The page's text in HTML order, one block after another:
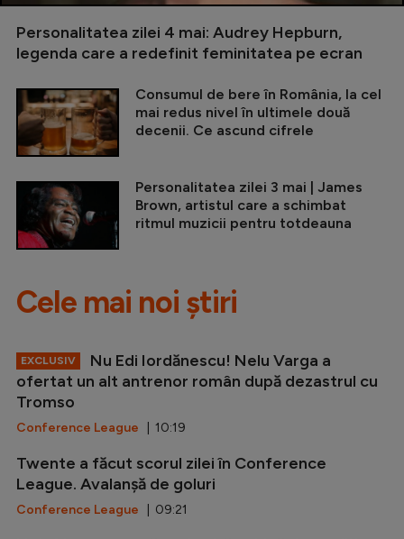
Personalitatea zilei 4 mai: Audrey Hepburn,
legenda care a redefinit feminitatea pe ecran
Consumul de bere în România, la cel
mai redus nivel în ultimele două
decenii. Ce ascund cifrele
Personalitatea zilei 3 mai | James
Brown, artistul care a schimbat
ritmul muzicii pentru totdeauna
Cele mai noi știri
EXCLUSIV
Nu Edi Iordănescu! Nelu Varga a
ofertat un alt antrenor român după dezastrul cu
Tromso
Conference League | 10:19
Twente a făcut scorul zilei în Conference
League. Avalanșă de goluri
Conference League | 09:21